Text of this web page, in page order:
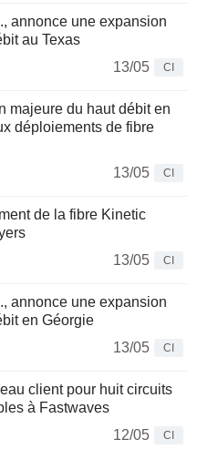
annonce une expansion
au Texas
13/05
CI
majeure du haut débit en
déploiements de fibre
13/05
CI
de la fibre Kinetic
13/05
CI
annonce une expansion
en Géorgie
13/05
CI
client pour huit circuits
à Fastwaves
12/05
CI